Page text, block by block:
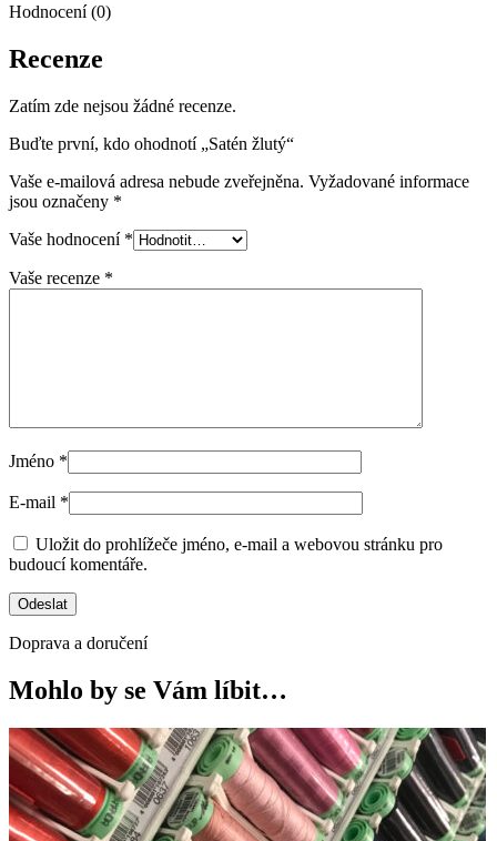
Hodnocení (0)
Recenze
Zatím zde nejsou žádné recenze.
Buďte první, kdo ohodnotí „Satén žlutý“
Vaše e-mailová adresa nebude zveřejněna. Vyžadované informace
jsou označeny *
Vaše hodnocení *
Vaše recenze *
Jméno *
E-mail *
Uložit do prohlížeče jméno, e-mail a webovou stránku pro
budoucí komentáře.
Doprava a doručení
Mohlo by se Vám líbit…